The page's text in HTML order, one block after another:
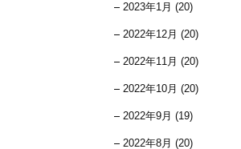
2023年1月 (20)
2022年12月 (20)
2022年11月 (20)
2022年10月 (20)
2022年9月 (19)
2022年8月 (20)